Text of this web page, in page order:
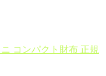
コンパクト財布 正規